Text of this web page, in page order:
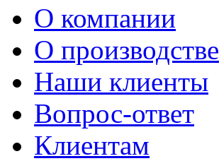
О компании
О производстве
Наши клиенты
Вопрос-ответ
Клиентам